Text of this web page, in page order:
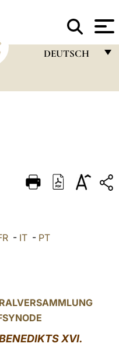
DEUTSCH
DEUTSCH
العربيّة - IT - PT
XVI.